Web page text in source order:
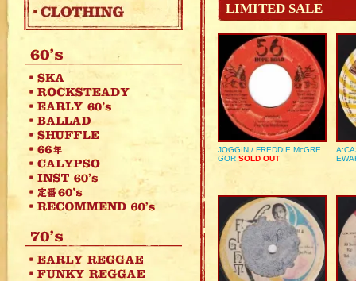
LIMITED SALE
JOGGIN / FREDDIE McGRE
GOR SOLD OUT